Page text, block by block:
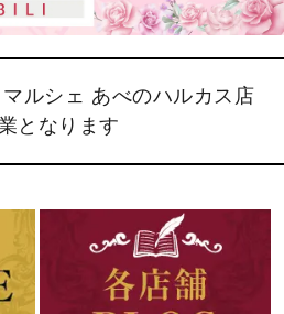
ルシェ あべのハルカス店
となります